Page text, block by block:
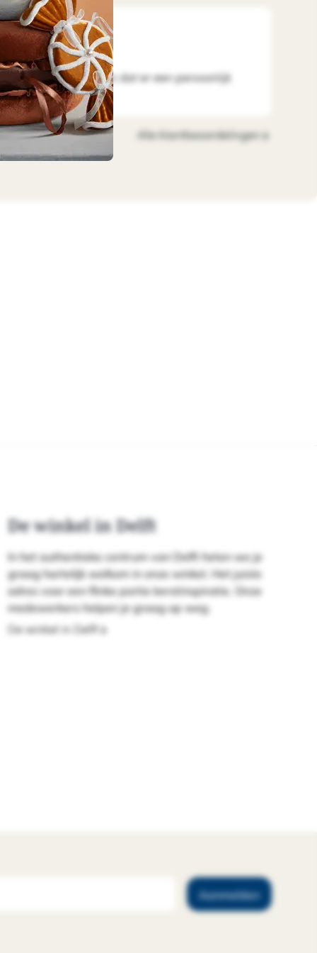
2026-08-01
goed verpakt, ook fijn dat er een persoonlijk
Alle klantbeoordelingen
De winkel in Delft
In het authentieke centrum van Delft heten we je
graag hartelijk welkom in onze winkel. Het juiste
adres voor een flinke portie kerstinspiratie. Onze
medewerkers helpen je graag op weg.
De winkel in Delft
Aanmelden